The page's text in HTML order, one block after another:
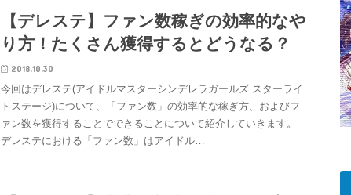
【デレステ】ファン数稼ぎの効率的なや
り方！たくさん獲得するとどうなる？
2018.10.30
今回はデレステ(アイドルマスターシンデレラガールズ スターライ
トステージ)について、「ファン数」の効率的な稼ぎ方、およびフ
ァン数を獲得することでできることについて紹介していきます。
デレステにおける「ファン数」はアイドル…